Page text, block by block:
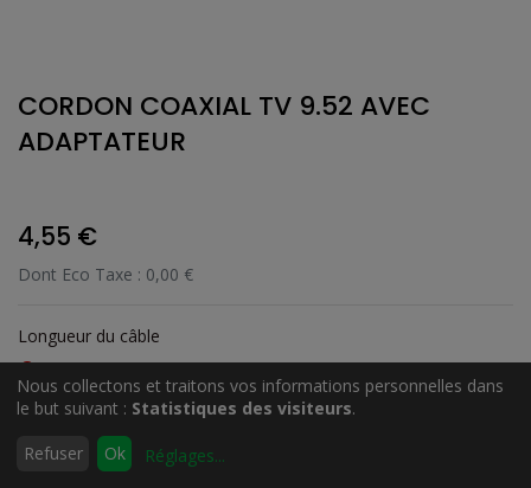
Rechercher
CORDON COAXIAL TV 9.52 AVEC
ADAPTATEUR
4,55 €
Dont Eco Taxe : 0,00 €
Longueur du câble
5 m
10 m
Nous collectons et traitons vos informations personnelles dans
le but suivant : Statistiques des visiteurs.
Refuser Ok Réglages...